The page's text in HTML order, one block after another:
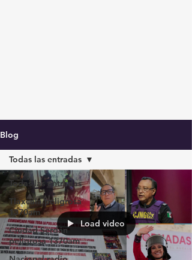
Blog
Todas las entradas
Tlaxcala peligrosa
1370am
Ciudad Serdán
peligrosa 1370am
Todas las entradas
Load video